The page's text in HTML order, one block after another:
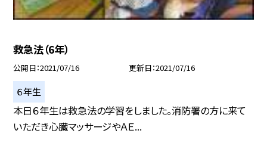
救急法（6年）
公開日 2021/07/16 更新日 2021/07/16
６年生
本日６年生は救急法の学習をしました。消防署の方に来て
いただき心臓マッサージやＡＥ...